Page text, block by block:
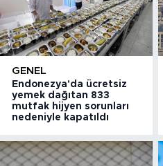
GENEL
Endonezya'da ücretsiz
yemek dağıtan 833
mutfak hijyen sorunları
nedeniyle kapatıldı